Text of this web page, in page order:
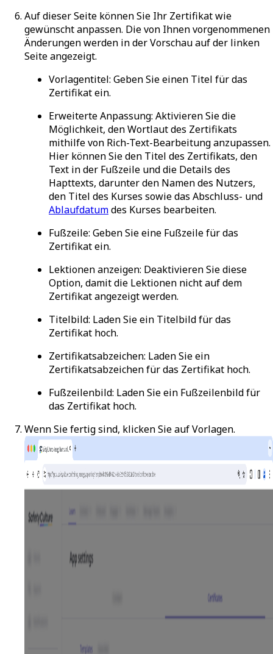
Auf dieser Seite können Sie Ihr Zertifikat wie
gewünscht anpassen. Die von Ihnen vorgenommenen
Änderungen werden in der Vorschau auf der linken
Seite angezeigt.
Vorlagentitel: Geben Sie einen Titel für das
Zertifikat ein.
Erweiterte Anpassung: Aktivieren Sie die
Möglichkeit, den Wortlaut des Zertifikats
mithilfe von Rich-Text-Bearbeitung anzupassen.
Hier können Sie den Titel des Zertifikats, den
Text in der Fußzeile und die Details des
Hapttexts, darunter den Namen des Nutzers,
den Titel des Kurses sowie das Abschluss- und
Ablaufdatumdes Kurses bearbeiten.
Fußzeile: Geben Sie eine Fußzeile für das
Zertifikat ein.
Lektionen anzeigen: Deaktivieren Sie diese
Option, damit die Lektionen nicht auf dem
Zertifikat angezeigt werden.
Titelbild: Laden Sie ein Titelbild für das
Zertifikat hoch.
Zertifikatsabzeichen: Laden Sie ein
Zertifikatsabzeichen für das Zertifikat hoch.
Fußzeilenbild: Laden Sie ein Fußzeilenbild für
das Zertifikat hoch.
Wenn Sie fertig sind, klicken Sie aufVorlagen.